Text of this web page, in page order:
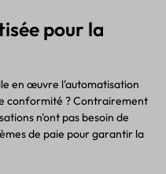
pour la
en œuvre l'automatisation
conformité ? Contrairement
n'ont pas besoin de
de paie pour garantir la